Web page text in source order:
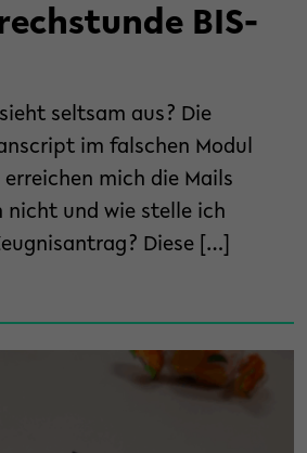
BIS-
seltsam aus? Die
im falschen Modul
mich die Mails
nicht und wie stelle ich
Diese […]